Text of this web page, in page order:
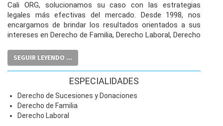
Cali ORG, solucionamos su caso con las estrategias
legales más efectivas del mercado. Desde 1998, nos
encargamos de brindar los resultados orientados a sus
intereses en Derecho de Familia, Derecho Laboral, Derecho
tanta demora, tu tranquilidad es nuestra prioridad.
SEGUIR LEYENDO ...
ESPECIALIDADES
Derecho de Sucesiones y Donaciones
Derecho de Familia
Derecho Laboral